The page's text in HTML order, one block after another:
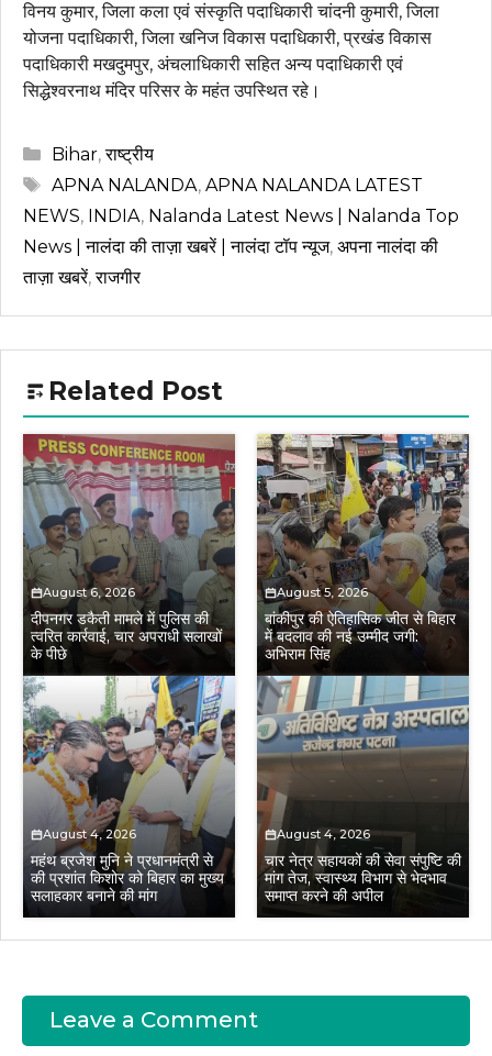
विनय कुमार, जिला कला एवं संस्कृति पदाधिकारी चांदनी कुमारी, जिला
योजना पदाधिकारी, जिला खनिज विकास पदाधिकारी, प्रखंड विकास
पदाधिकारी मखदुमपुर, अंचलाधिकारी सहित अन्य पदाधिकारी एवं
सिद्धेश्वरनाथ मंदिर परिसर के महंत उपस्थित रहे।
Categories
Bihar,राष्ट्रीय
Tags
APNA NALANDA, APNA NALANDA LATEST
NEWS, INDIA, Nalanda Latest News | Nalanda Top
News | नालंदा की ताज़ा खबरें | नालंदा टॉप न्यूज, अपना नालंदा की
ताज़ा खबरें,राजगीर
Related Post
August 6, 2026
दीपनगर डकैती मामले में पुलिस की
त्वरित कार्रवाई, चार अपराधी सलाखों
के पीछे
August 5, 2026
बांकीपुर की ऐतिहासिक जीत से बिहार
में बदलाव की नई उम्मीद जगी:
अभिराम सिंह
August 4, 2026
महंथ ब्रजेश मुनि ने प्रधानमंत्री से
की प्रशांत किशोर को बिहार का मुख्य
सलाहकार बनाने की मांग
August 4, 2026
चार नेत्र सहायकों की सेवा संपुष्टि की
मांग तेज, स्वास्थ्य विभाग से भेदभाव
समाप्त करने की अपील
Leave a Comment